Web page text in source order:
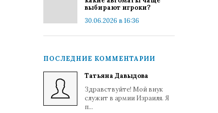
выбирают игроки?
30.06.2026 в 16:36
ПОСЛЕДНИЕ КОММЕНТАРИИ
Татьяна Давыдова
Здравствуйте! Мой внук
служит в армии Израиля. Я
п...